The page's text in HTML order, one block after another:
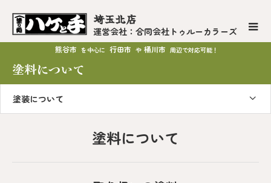
埼玉北店
運営会社：合同会社トゥルーカラーズ
熊谷市 を中心に 行田市 や 桶川市 周辺で対応可能！
塗料について
塗装について
塗料について